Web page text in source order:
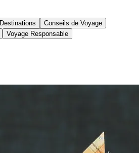
Destinations
Conseils de Voyage
Voyage Responsable